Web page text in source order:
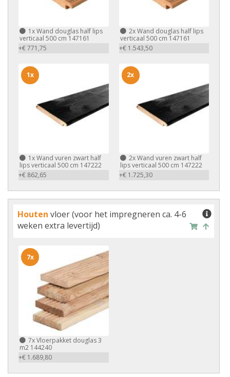
1xWand douglas half lips
verticaal 500 cm 147161
+€ 771,75
2xWand douglas half lips
verticaal 500 cm 147161
+€ 1.543,50
1xWand vuren zwart half
lips verticaal 500 cm 147222
+€ 862,65
1x
2xWand vuren zwart half
lips verticaal 500 cm 147222
+€ 1.725,30
2x
Houten vloer (voor het impregneren ca. 4-6
weken extra levertijd)
7xVloerpakket douglas 3
m2 144240
+€ 1.689,80
7x